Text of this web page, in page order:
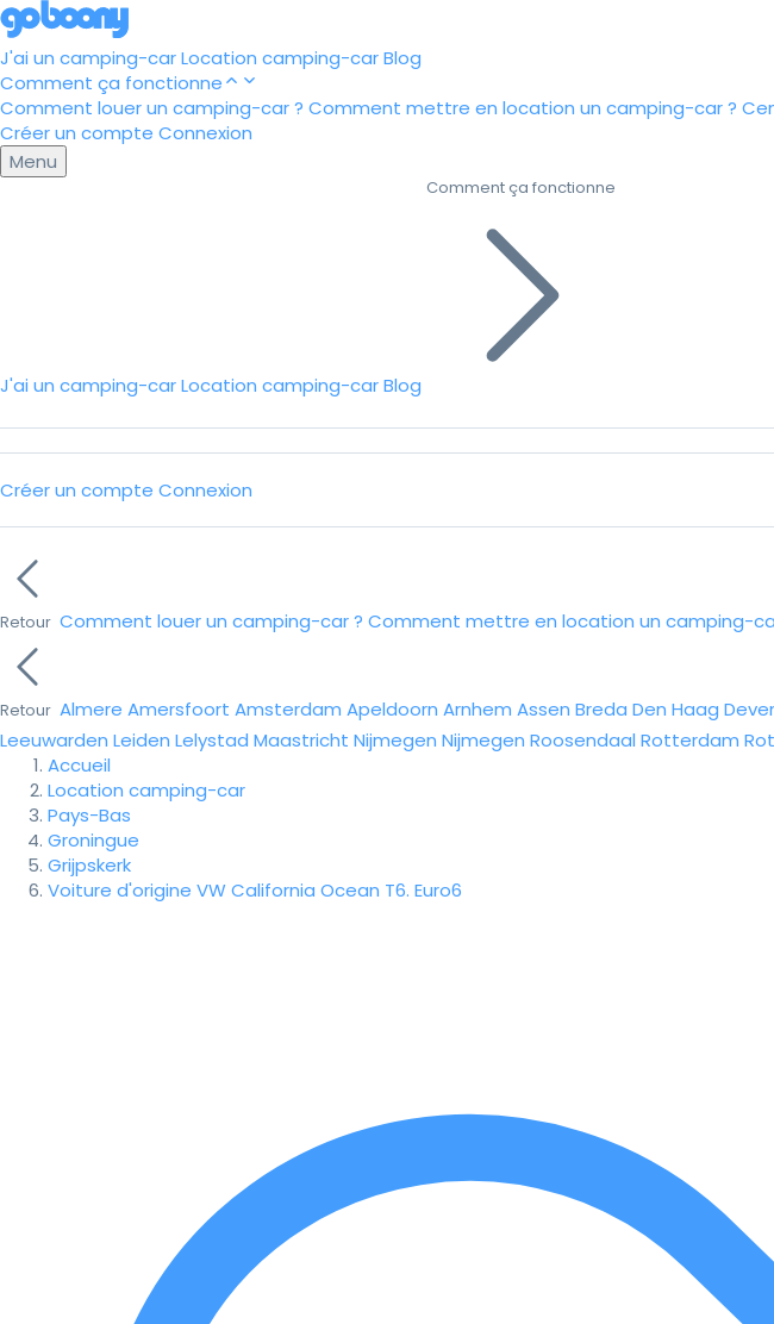
J'ai un camping-carLocation camping-carBlog
Comment ça fonctionne
Comment louer un camping-car ? Comment mettre en location un camping-car ?
Créer un compte Connexion
Menu
J'ai un camping-carLocation camping-carBlog
Comment ça fonctionne
Créer un compte Connexion
Retour Comment louer un camping-car ? Comment mettre en location un camping-
Retour Almere Amersfoort Amsterdam Apeldoorn Arnhem Assen Breda Den Haag
Leeuwarden Leiden Lelystad Maastricht Nijmegen Nijmegen Roosendaal Rotterdam
Accueil
Location camping-car
Pays-Bas
Groningue
Grijpskerk
Voiture d'origine VW California Ocean T6. Euro6